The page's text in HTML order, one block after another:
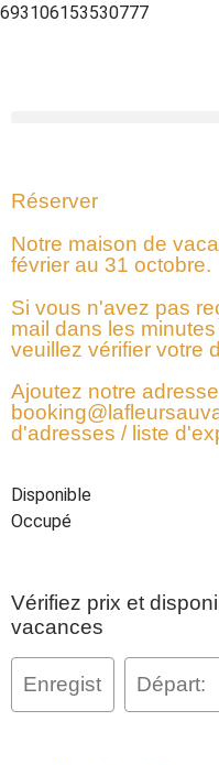
693106153530777
Réserver
Notre maison de
février au 31 octobre.
Si vous n'avez pas
mail dans les
veuillez vérifier votre
Ajoutez notre adresse
d'adresses / liste
Disponible
Occupé
Vérifiez prix et
vacances